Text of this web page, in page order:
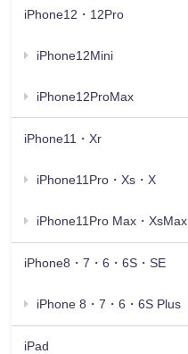
iPhone12・12Pro
iPhone12Mini
iPhone12ProMax
iPhone11・Xr
iPhone11Pro・Xs・X
iPhone11Pro Max・XsMax
iPhone8・7・6・6S・SE
iPhone 8・7・6・6S Plus
iPad